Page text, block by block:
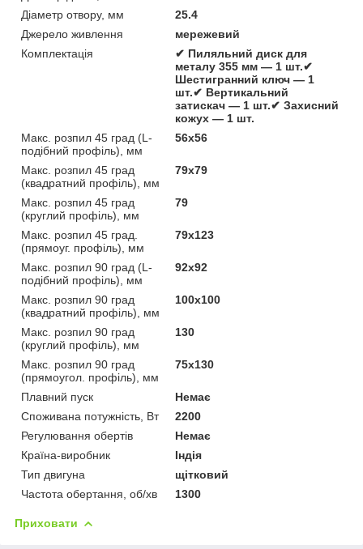
Діаметр отвору, мм
25.4
Джерело живлення
мережевий
Комплектація
✔ Пиляльний диск для
металу 355 мм — 1 шт.✔
Шестигранний ключ — 1
шт.✔ Вертикальний
затискач — 1 шт.✔ Захисний
кожух — 1 шт.
Макс. розпил 45 град (L-
подібний профіль), мм
56х56
Макс. розпил 45 град
(квадратний профіль), мм
79х79
Макс. розпил 45 град
(круглий профіль), мм
79
Макс. розпил 45 град.
(прямоуг. профіль), мм
79х123
Макс. розпил 90 град (L-
подібний профіль), мм
92х92
Макс. розпил 90 град
(квадратний профіль), мм
100х100
Макс. розпил 90 град
(круглий профіль), мм
130
Макс. розпил 90 град
(прямоугол. профіль), мм
75х130
Плавний пуск
Немає
Споживана потужність, Вт
2200
Регулювання обертів
Немає
Країна-виробник
Індія
Тип двигуна
щітковий
Частота обертання, об/хв
1300
Приховати